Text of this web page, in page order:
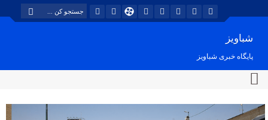
شباویز
پایگاه خبری شباویز